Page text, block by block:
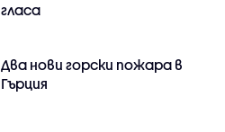
гласа
Два нови горски пожара в
Гърция